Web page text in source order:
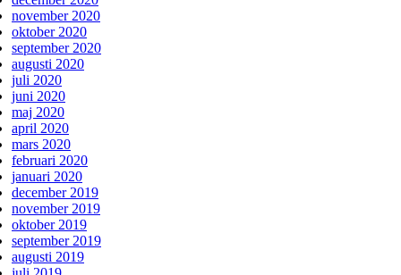
november 2020
oktober 2020
september 2020
augusti 2020
juli 2020
juni 2020
maj 2020
april 2020
mars 2020
februari 2020
januari 2020
december 2019
november 2019
oktober 2019
september 2019
augusti 2019